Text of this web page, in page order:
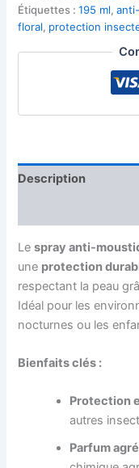
Étiquettes :195 ml,
floral, protection
Description
Lespray anti-
une protection
respectant la peau
Idéal pour les
nocturnes ou les
Bienfaits clés :
Protection
autres
Parfum